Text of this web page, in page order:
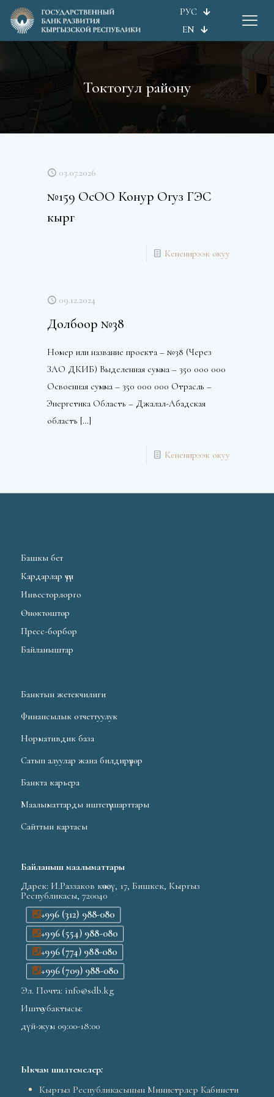
РУС
EN
Токтогул району
03.07.2026
№159 ОсОО Конур Огуз ГЭС
кырг
Кененирээк окуу
09.12.2024
Долбоор №38
Номер или название проекта – №38 (Через
ЗАО ДКИБ) Выделенная сумма – 350 000 000
Освоенная сумма – 350 000 000 Отрасль –
Энергетика Область – Джалал-Абадская
область […]
Кененирээк окуу
Башкы бет
Кардарлар үчүн
Инвесторлорго
Өнөктөштөр
Пресс-борбор
Байланыштар
Банктын жетекчилиги
Финансылык отчеттуулук
Нормативдик база
Сатып алуулар жана билдирүүлөр
Банкта карьера
Маалыматтарды иштетүү шарттары
Сайттын картасы
Байланыш маалыматтары
Дарек: И.Раззаков көчөсү, 17, Бишкек, Кыргыз
Республикасы, 720040
+996 (312) 988-080
+996 (554) 988-080
+996 (774) 988-080
+996 (709) 988-080
Эл. Почта: info@sdb.kg
Иштөө убактысы:
дүй-жум 09:00-18:00
Ыкчам шилтемелер:
Кыргыз Республикасынын Министрлер Кабинети